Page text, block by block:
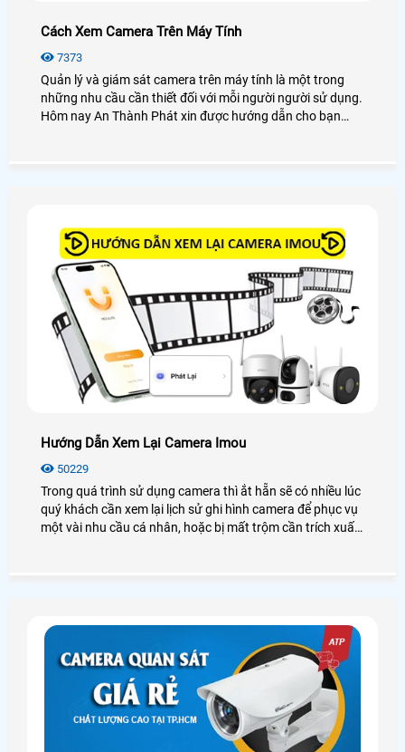
Cách Xem Camera Trên Máy Tính
7373
Quản lý và giám sát camera trên máy tính là một trong
những nhu cầu cần thiết đối với mỗi người người sử dụng.
Hôm nay An Thành Phát xin được hướng dẫn cho bạn
Hướng Dẫn Xem Lại Camera Imou
50229
Trong quá trình sử dụng camera thì ắt hẵn sẽ có nhiều lúc
quý khách cần xem lại lịch sử ghi hình camera để phục vụ
một vài nhu cầu cá nhân, hoặc bị mất trộm cần trích xuất